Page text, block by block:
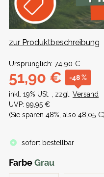
zur Produktbeschreibung
Ursprünglich: 74,90 €
51,90 € -48 %
inkl. 19% USt. , zzgl. Versand
UVP: 99,95 €
(Sie sparen 48%, also 48,05 €
sofort bestellbar
FarbeGrau